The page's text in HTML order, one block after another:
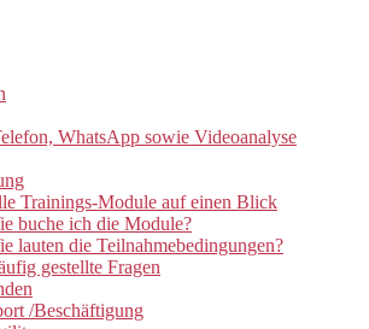
WhatsApp sowie Videoanalyse
Trainings-Module auf einen Blick
buche ich die Module?
lauten die Teilnahmebedingungen?
gestellte Fragen
/Beschäftigung